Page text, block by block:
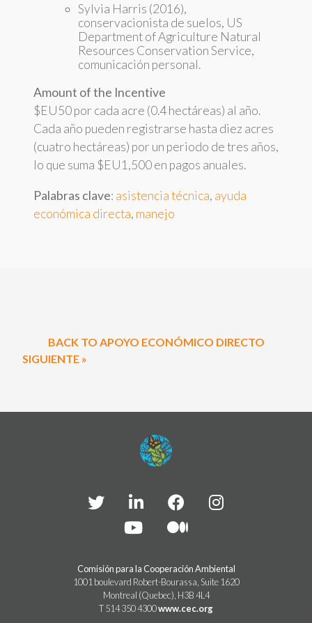
Sylvia Harris (2016),
conservacionista de suelos, US
Department of Agriculture Natural
Resources Conservation Service,
comunicación personal.
Amount of the Incentive
$EU50 por cada acre (0.4 hectáreas) al año.
Cada año pueden registrarse hasta diez acres
(cuatro hectáreas) por un periodo de tres años,
lo que suma $EU1,500 en pagos anuales.
Palabras clave: asistencia técnica, ayuda
económica directa, manejo
BACK TO APOYO ECONÓMICO DIRECTO
SIGUIENTE »
Comisión para la Cooperación Ambiental
1001 boulevard Robert-Bourassa, Suite 1620
Montreal (Quebec), H3B 4L4
T 514 350 4300www.cec.org